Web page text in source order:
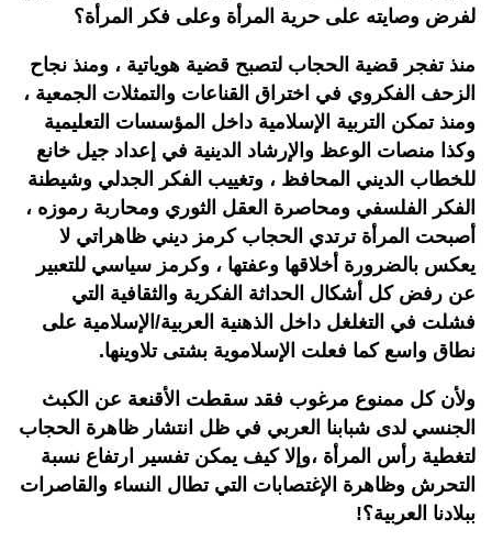
لفرض وصايته على حرية المرأة وعلى فكر المرأة؟
منذ تفجر قضية الحجاب لتصبح قضية هوياتية ، ومنذ نجاح
الزحف الفكروي في اختراق القناعات والتمثلات الجمعية ،
ومنذ تمكن التربية الإسلامية داخل المؤسسات التعليمية
وكذا منصات الوعظ والإرشاد الدينية في إعداد جيل خانع
للخطاب الديني المحافظ ، وتغييب الفكر الجدلي وشيطنة
الفكر الفلسفي ومحاصرة العقل الثوري ومحاربة رموزه ،
أصبحت المرأة ترتدي الحجاب كرمز ديني ظاهراتي لا
يعكس بالضرورة أخلاقها وعفتها ، وكرمز سياسي للتعبير
عن رفض كل أشكال الحداثة الفكرية والثقافية التي
فشلت في التغلغل داخل الذهنية العربية/الإسلامية على
نطاق واسع كما فعلت الإسلاموية بشتى تلاوينها.
ولأن كل ممنوع مرغوب فقد سقطت الأقنعة عن الكبث
الجنسي لدى شبابنا العربي في ظل انتشار ظاهرة الحجاب
لتغطية رأس المرأة ،وإلا كيف يمكن تفسير ارتفاع نسبة
التحرش وظاهرة الإغتصابات التي تطال النساء والقاصرات
ببلادنا العربية؟!